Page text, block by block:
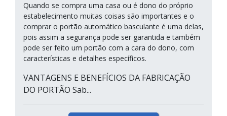
Quando se compra uma casa ou é dono do próprio
estabelecimento muitas coisas são importantes e o
comprar o portão automático basculante é uma delas,
pois assim a segurança pode ser garantida e também
pode ser feito um portão com a cara do dono, com
características e detalhes específicos.
VANTAGENS E BENEFÍCIOS DA FABRICAÇÃO
DO PORTÃO Sab...